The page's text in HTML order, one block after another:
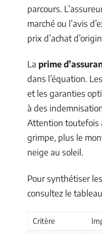
parcours.
marché ou l’avis
prix d’achat
La prime
dans l’équation.
et les garanties
à des
Attention toutefois
grimpe, plus le
neige au soleil.
Pour synthétiser
consultez le
Critère